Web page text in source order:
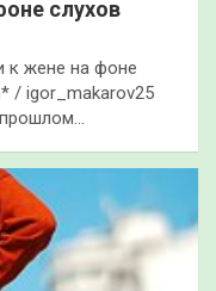
слухов
к жене на фоне
/ igor_makarov25